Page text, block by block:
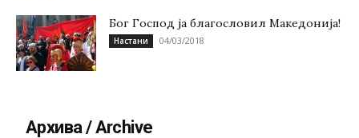
Бог Господ ја благословил Македонија!
Настани 04/03/2018
Архива / Archive